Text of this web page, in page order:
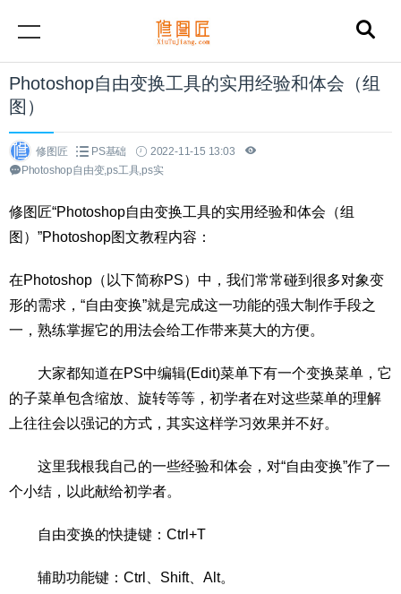
Photoshop自由变换工具的实用经验和体会（组
图）
修图匠 PS基础
2022-11-15 13:03
Photoshop自由变,ps工具,ps实
修图匠“Photoshop自由变换工具的实用经验和体会（组
图）”Photoshop图文教程内容：
在Photoshop（以下简称PS）中，我们常常碰到很多对象变
形的需求，“自由变换”就是完成这一功能的强大制作手段之
一，熟练掌握它的用法会给工作带来莫大的方便。
大家都知道在PS中编辑(Edit)菜单下有一个变换菜单，它
的子菜单包含缩放、旋转等等，初学者在对这些菜单的理解
上往往会以强记的方式，其实这样学习效果并不好。
这里我根我自己的一些经验和体会，对“自由变换”作了一
个小结，以此献给初学者。
自由变换的快捷键：Ctrl+T
辅助功能键：Ctrl、Shift、Alt。